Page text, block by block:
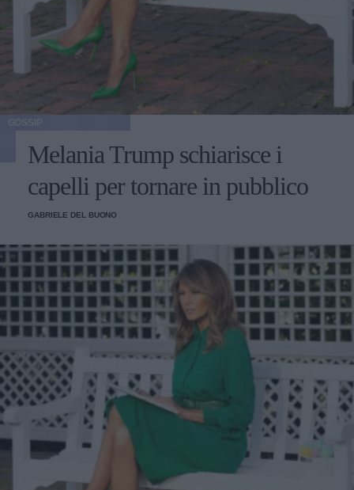
Melania Trump schiarisce i
capelli per tornare in pubblico
GABRIELE DEL BUONO